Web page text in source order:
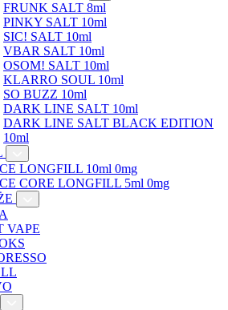
FRUNK SALT 8ml
PINKY SALT 10ml
SIC! SALT 10ml
VBAR SALT 10ml
OSOM! SALT 10ml
KLARRO SOUL 10ml
SO BUZZ 10ml
DARK LINE SALT 10ml
DARK LINE SALT BLACK EDITION
10ml
LONGFILL 10ml 0mg
CORE LONGFILL 5ml 0mg
VAPE